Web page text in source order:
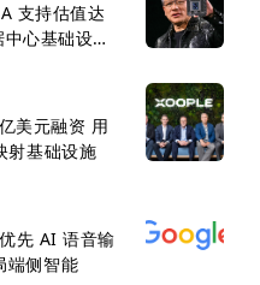
支持估值达
心基础设施
美元融资 用
射基础设施
先 AI 语音输
端侧智能